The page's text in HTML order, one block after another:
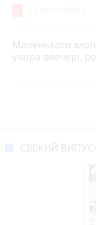
Маленького
учора ввечері,